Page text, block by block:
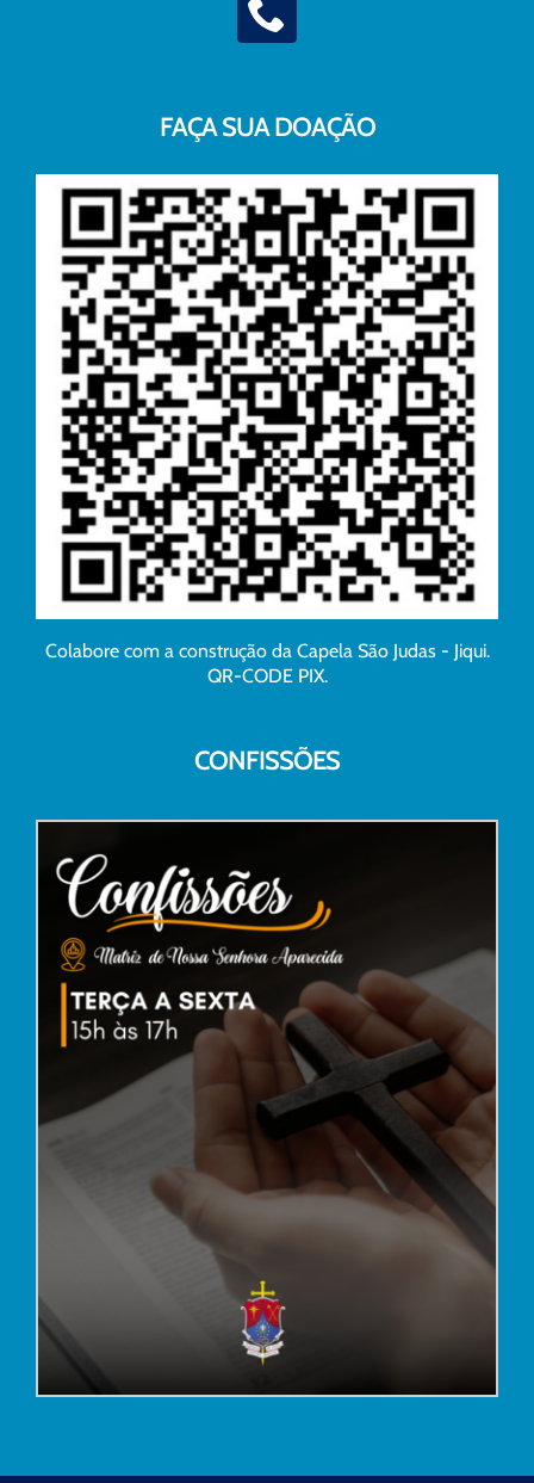
FAÇA SUA DOAÇÃO
Colabore com a construção da Capela São Judas - Jiqui.
QR-CODE PIX.
CONFISSÕES